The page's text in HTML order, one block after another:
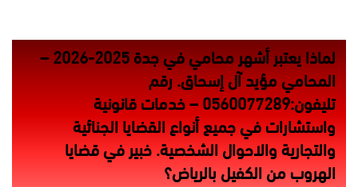
لماذا يعتبر أشهر محامي في جدة 2025-2026 –
المحامي مؤيد آل إسحاق. رقم
تليفون:0560077289 – خدمات قانونية
واستشارات في جميع أنواع القضايا الجنائية
والتجارية والاحوال الشخصية. خبير في قضايا
الهروب من الكفيل بالرياض؟